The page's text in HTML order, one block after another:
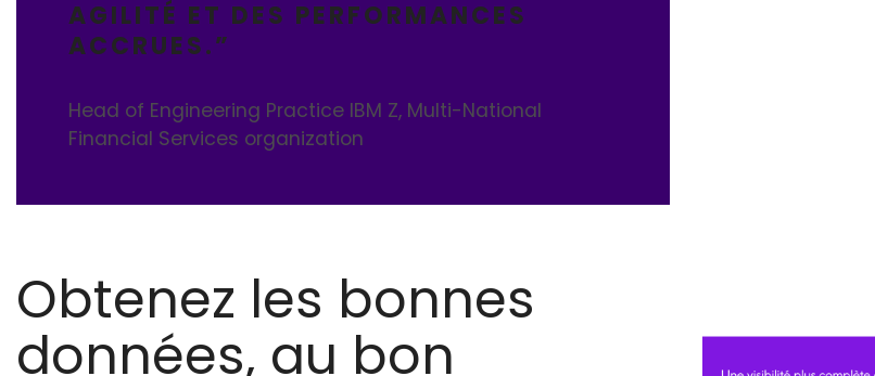
AGILITÉ ET DES PERFORMANCES
ACCRUES.”
Head of Engineering Practice IBM Z, Multi-National
Financial Services organization
Obtenez les bonnes
données, au bon